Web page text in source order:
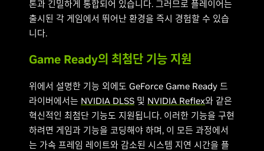
톤과 긴밀하게 통합되어 있습니다. 그러므로 플레이어는
출시된 각 게임에서 뛰어난 환경을 즉시 경험할 수 있습
니다.
Game Ready의 최첨단 기능 지원
위에서 설명한 기능 외에도 GeForce Game Ready 드
라이버에서는 NVIDIA DLSS 및 NVIDIA Reflex와 같은
혁신적인 최첨단 기능도 지원됩니다. 이러한 기능을 구현
하려면 게임과 기능을 코딩해야 하며, 이 모든 과정에서
는 가속 프레임 레이트와 감소된 시스템 지연 시간을 플